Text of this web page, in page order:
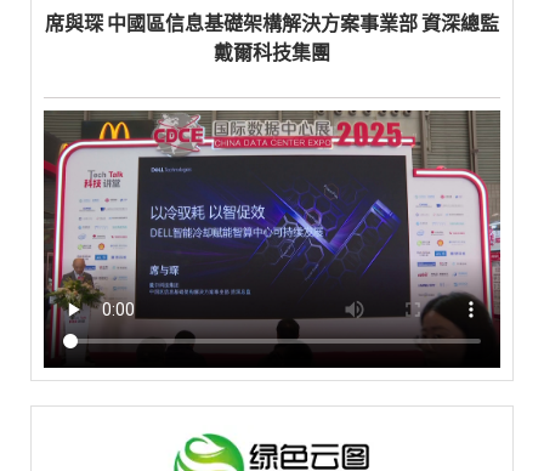
席與琛 中國區信息基礎架構解決方案事業部 資深總監
戴爾科技集團